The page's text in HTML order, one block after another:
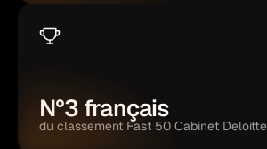
N°3 français
du classement Fast 50 Cabinet Deloitte